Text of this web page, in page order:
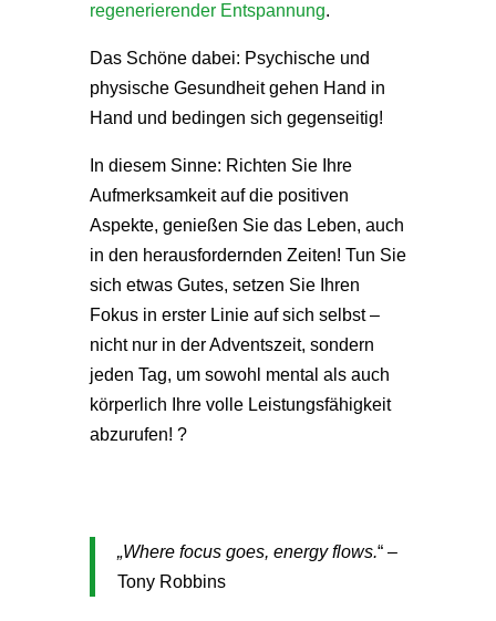
regenerierender Entspannung.
Das Schöne dabei: Psychische und
physische Gesundheit gehen Hand in
Hand und bedingen sich gegenseitig!
In diesem Sinne: Richten Sie Ihre
Aufmerksamkeit auf die positiven
Aspekte, genießen Sie das Leben, auch
in den herausfordernden Zeiten! Tun Sie
sich etwas Gutes, setzen Sie Ihren
Fokus in erster Linie auf sich selbst –
nicht nur in der Adventszeit, sondern
jeden Tag, um sowohl mental als auch
körperlich Ihre volle Leistungsfähigkeit
abzurufen! ?
„Where focus goes, energy flows.“ –
Tony Robbins